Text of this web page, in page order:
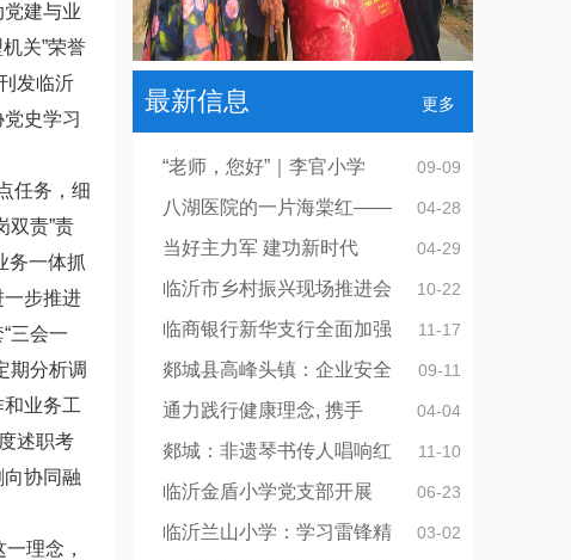
建与业
关”荣誉
发临沂
史学习
任务，细
双责”责
务一体抓
一步推进
三会一
期分析调
业务工
述职考
协同融
理念，
更多
最新信息
09-09
“老师，您好”｜李官小学
04-28
八湖医院的一片海棠红——
04-29
当好主力军 建功新时代
10-22
临沂市乡村振兴现场推进会
11-17
临商银行新华支行全面加强
09-11
郯城县高峰头镇：企业安全
04-04
通力践行健康理念, 携手
11-10
郯城：非遗琴书传人唱响红
06-23
临沂金盾小学党支部开展
03-02
临沂兰山小学：学习雷锋精